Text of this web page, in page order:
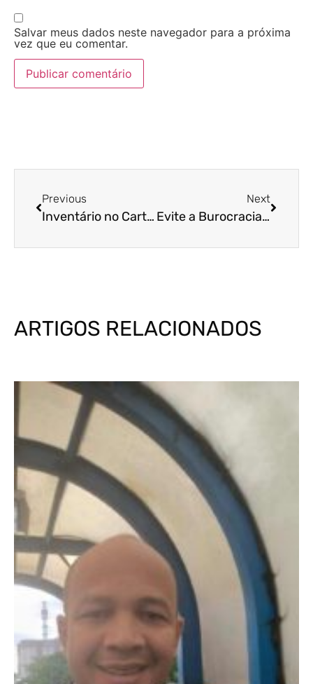
Salvar meus dados neste navegador para a próxima
vez que eu comentar.
Previous
Inventário no Cartório: Tudo o Que Você Precisa Saber para Economizar Tempo e Dinheiro
Next
Evite a Burocracia do Judiciário: Por Que Fazer o Inventário no Cartório?
ARTIGOS RELACIONADOS